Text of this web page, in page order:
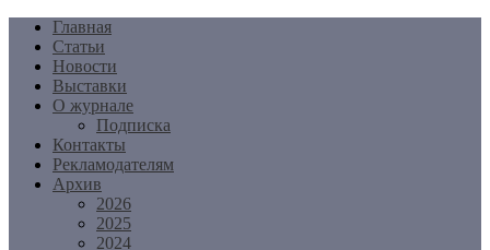
Перейти
содержимому
Главная
Статьи
Новости
Выставки
О журнале
Подписка
Контакты
Рекламодателям
Архив
2026
2025
2024